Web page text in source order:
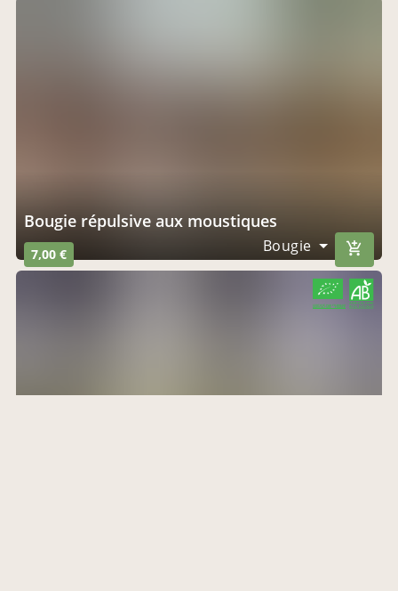
Bougie répulsive aux moustiques
7,00 € Bougie
CERTIFIÉ PAR FR-BIO-09
AGRICULTURE FRANCE